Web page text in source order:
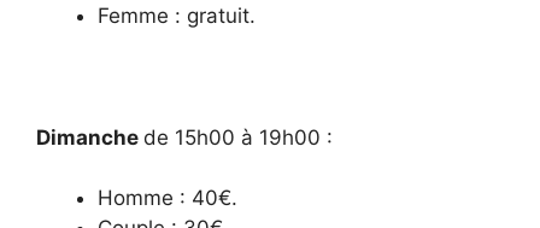
Femme : gratuit.
Dimanche de 15h00 à 19h00 :
Homme : 40€.